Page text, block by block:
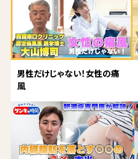
男性だけじゃない！女性の痛
風